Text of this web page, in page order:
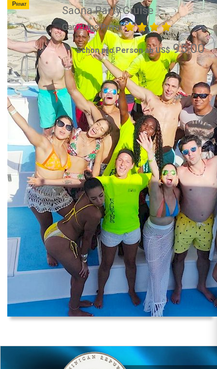
Privat
Saona Party Cruise
Ganztags Privat
Schon pro Person ab US$95.00